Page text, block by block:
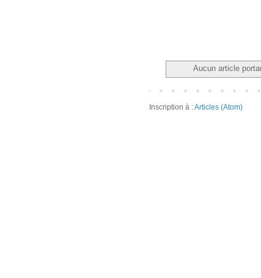
Aucun article
Inscription à :Articles (Atom)